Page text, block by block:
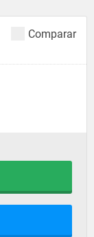
Comparar